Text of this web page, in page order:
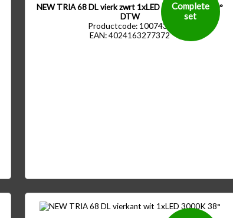
NEW TRIA 68 DL vierk zwrt 1xLED 1800-3000K 60°
DTW
Productcode: 1007430
EAN: 4024163277372
Complete
set